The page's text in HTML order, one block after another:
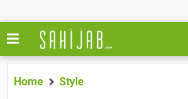
Home Style